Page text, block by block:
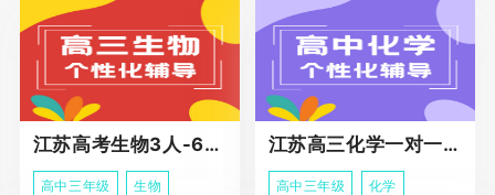
江苏高考生物3人-6人小班助力课程
高中三年级 生物
江苏高三化学一对一个性化冲刺辅导
高中三年级 化学